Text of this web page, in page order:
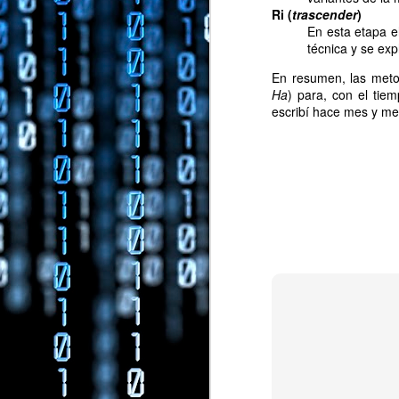
Ri (trascender)
En esta etapa
técnica y se
En resumen, las
Ha) para, con el
escribí hace mes y
Porque quiero mi
Porque una voz
Porque la
tiene una gran
Porque me sobra
Porque me
Porque me gusta
Porque Raúl
Porque dos y dos
¿Te animas a